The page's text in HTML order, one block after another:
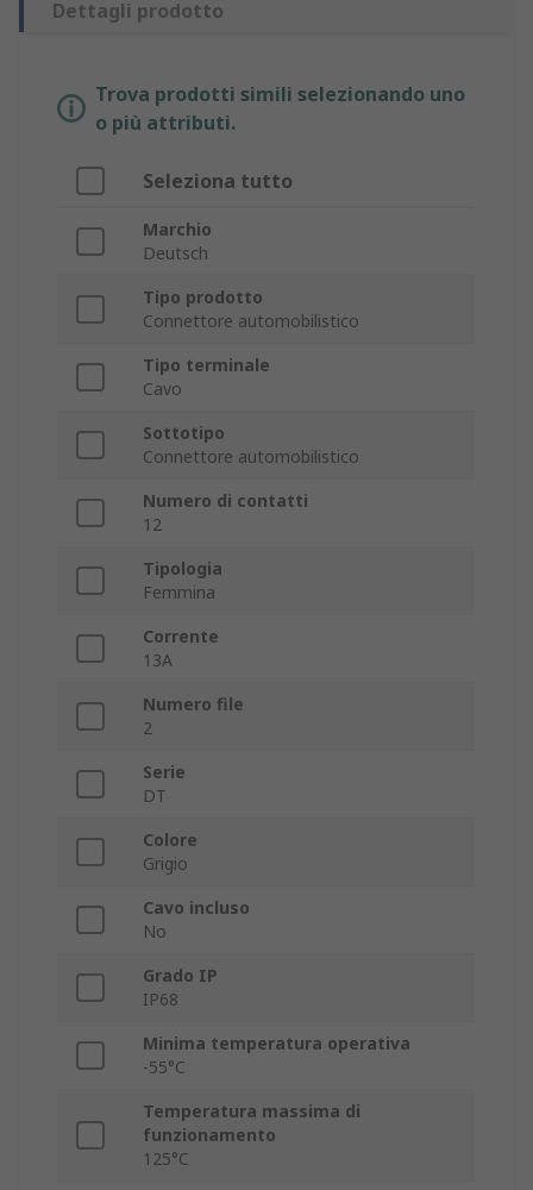
Dettagli prodotto
Trova prodotti simili selezionando uno
o più attributi.
Seleziona tutto
Marchio
Deutsch
Tipo prodotto
Connettore automobilistico
Tipo terminale
Cavo
Sottotipo
Connettore automobilistico
Numero di contatti
12
Tipologia
Femmina
Corrente
13A
Numero file
2
Serie
DT
Colore
Grigio
Cavo incluso
No
Grado IP
IP68
Minima temperatura operativa
-55°C
Temperatura massima di
funzionamento
125°C